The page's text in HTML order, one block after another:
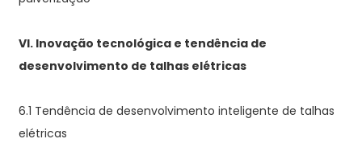
VI. Inovação tecnológica e tendência de
desenvolvimento de talhas elétricas
6.1 Tendência de desenvolvimento inteligente de talhas
elétricas